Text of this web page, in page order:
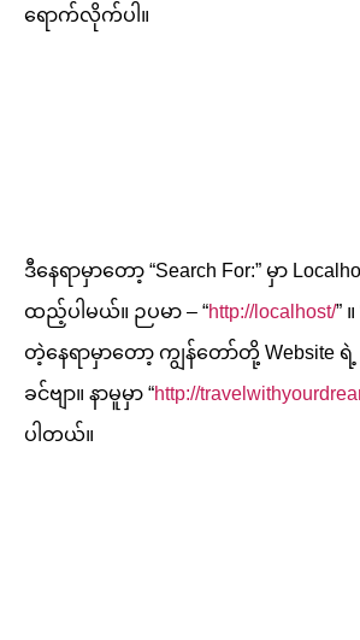
ရောက်လိုက်ပါ။
ဒီနေရာမှာတော့ “Search For:” မှာ
ထည့်ပါမယ်။ ဉပမာ – “http://localhost/”
တဲ့နေရာမှာတော့ ကျွန်တော်တို့ Website
ခင်ဗျာ။ နာမူမှာ “http://
ပါတယ်။